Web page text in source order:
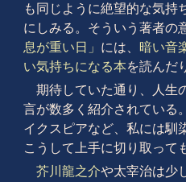
も同じように絶望的な気持
にしみる。そういう著者の
息が重い日」 には、 暗い音
い気持ちになる本を読んだ
期待していた通り、人生
言が数多く紹介されている。
イクスピアなど、私には馴
こうして上手に切り取って
芥川龍之介や太宰治は少